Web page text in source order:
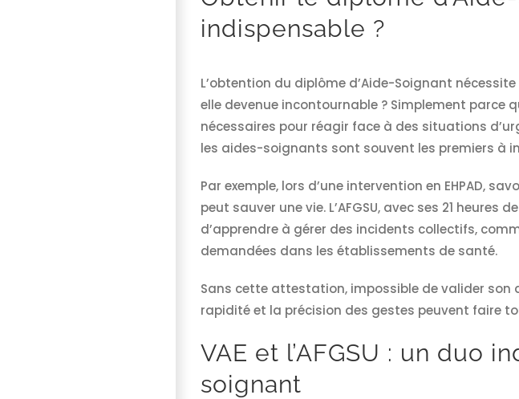
indispensable ?
L’obtention du diplôme d’Aide-Soignant
elle devenue incontournable ? Simplement parce
nécessaires pour réagir face à des situations
les aides-soignants sont souvent les premiers à
Par exemple, lors d’une intervention en EHPAD,
peut sauver une vie. L’AFGSU, avec ses 21
d’apprendre à gérer des incidents collectifs,
demandées dans les établissements de santé.
Sans cette attestation, impossible de valider son
rapidité et la précision des gestes peuvent faire
VAE et l’AFGSU : un duo
soignant